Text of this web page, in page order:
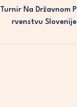
Na Državnom P
Rvenstvu Slovenije